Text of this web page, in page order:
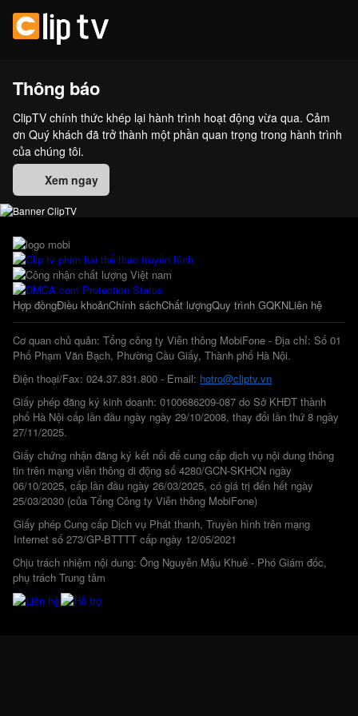
Thông báo
ClipTV chính thức khép lại hành trình hoạt động vừa qua. Cảm
ơn Quý khách đã trở thành một phần quan trọng trong hành trình
của chúng tôi.
Xem ngay
Hợp đồngĐiều khoảnChính sáchChất lượngQuy trình GQKNLiên hệ
Cơ quan chủ quản: Tổng công ty Viễn thông MobiFone - Địa chỉ: Số 01
Phố Phạm Văn Bạch, Phường Cầu Giấy, Thành phố Hà Nội.
Điện thoại/Fax: 024.37.831.800 - Email: hotro@cliptv.vn
Giấy phép đăng ký kinh doanh: 0100686209-087 do Sở KHĐT thành
phố Hà Nội cấp lần đầu ngày ngày 29/10/2008, thay đổi lần thứ 8 ngày
27/11/2025.
Giấy chứng nhận đăng ký kết nối để cung cấp dịch vụ nội dung thông
tin trên mạng viễn thông di động số 4280/GCN-SKHCN ngày
06/10/2025, cấp lần đầu ngày 26/03/2025, có giá trị đến hết ngày
25/03/2030 (của Tổng Công ty Viễn thông MobiFone)
Giấy phép Cung cấp Dịch vụ Phát thanh, Truyền hình trên mạng
Internet số 273/GP-BTTTT cấp ngày 12/05/2021
Chịu trách nhiệm nội dung: Ông Nguyễn Mậu Khuê - Phó Giám đốc,
phụ trách Trung tâm